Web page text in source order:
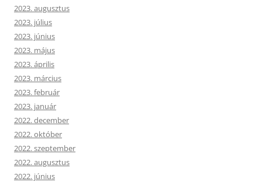
2023. augusztus
2023. július
2023. június
2023. május
2023. április
2023. március
2023. február
2023. január
2022. december
2022. október
2022. szeptember
2022. augusztus
2022. június